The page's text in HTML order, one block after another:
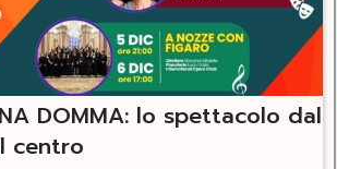
DOMMA: lo spettacolo dal
centro